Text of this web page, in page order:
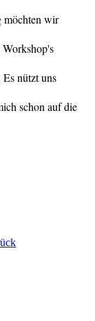
möchten wir
nützt uns
schon auf die